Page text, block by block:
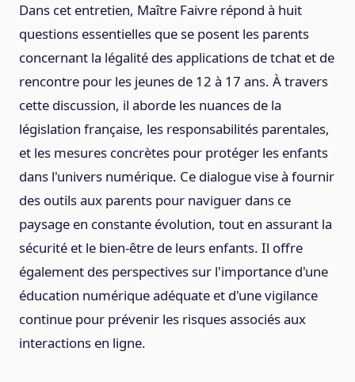
Dans cet entretien, Maître Faivre répond à huit
questions essentielles que se posent les parents
concernant la légalité des applications de tchat et de
rencontre pour les jeunes de 12 à 17 ans. À travers
cette discussion, il aborde les nuances de la
législation française, les responsabilités parentales,
et les mesures concrètes pour protéger les enfants
dans l'univers numérique. Ce dialogue vise à fournir
des outils aux parents pour naviguer dans ce
paysage en constante évolution, tout en assurant la
sécurité et le bien-être de leurs enfants. Il offre
également des perspectives sur l'importance d'une
éducation numérique adéquate et d'une vigilance
continue pour prévenir les risques associés aux
interactions en ligne.